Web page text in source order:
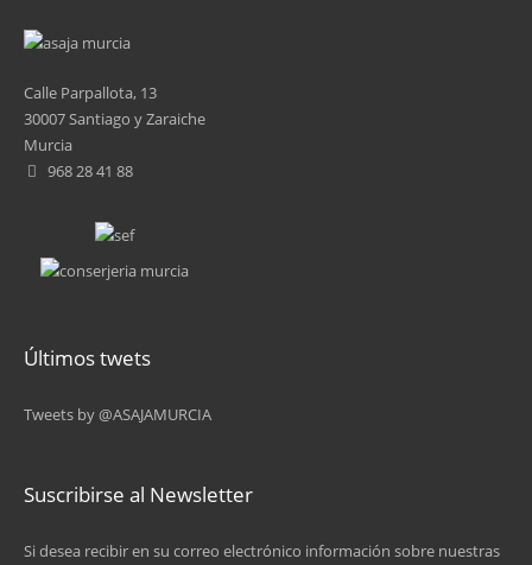
Calle Parpallota, 13
30007 Santiago y Zaraiche
Murcia
968 28 41 88
Últimos twets
Tweets by @ASAJAMURCIA
Suscribirse al Newsletter
Si desea recibir en su correo electrónico información sobre nuestras